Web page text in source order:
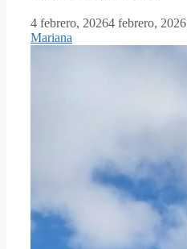
4 febrero, 20264 febrero, 2026
Mariana